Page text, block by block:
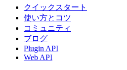
クイックスタート
使い方とコツ
コミュニティ
ブログ
Plugin API
Web API